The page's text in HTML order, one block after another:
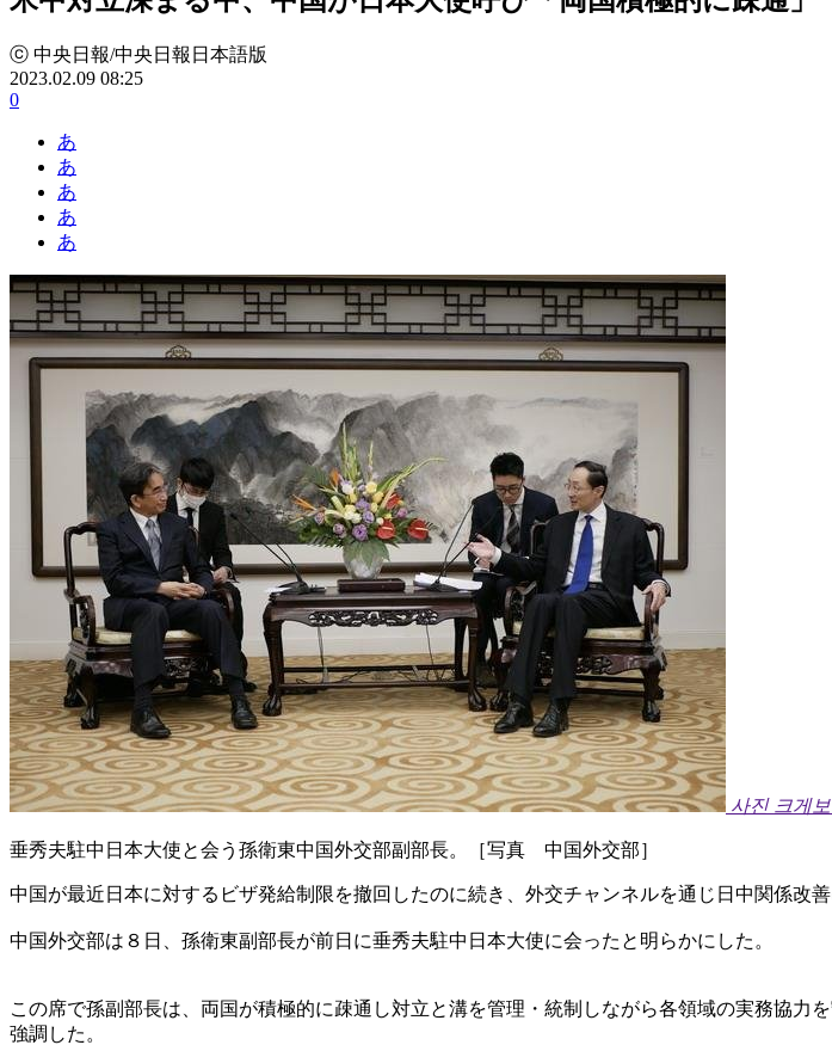
ⓒ 中央日報/中央日報日本語版
2023.02.09 08:25
0
あ
あ
あ
あ
あ
사진 크게
垂秀夫駐中日本大使と会う孫衛東中国外交部副部長。［写真 中国外交部］
中国が最近日本に対するビザ発給制限を撤回したのに続き、外交チャンネルを通じ日中関係改善
中国外交部は８日、孫衛東副部長が前日に垂秀夫駐中日本大使に会ったと明らかにした。
この席で孫副部長は、両国が積極的に疎通し対立と溝を管理・統制しながら各領域の実務協
強調した。